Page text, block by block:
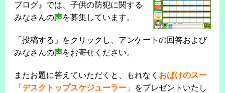
ブログ』では、子供の防犯に関する
みなさんの声を募集しています。
「投稿する」をクリックし、アンケートの回答および
みなさんの声をお寄せください。
またお題に答えていただくと、もれなく おばけのスー
「デスクトップスケジューラー」 をプレゼントいたし